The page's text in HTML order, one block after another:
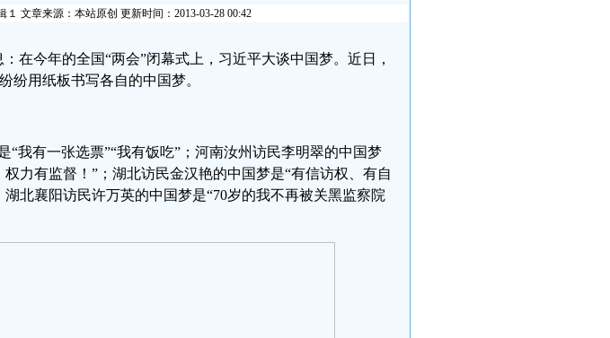
１ 文章来源：本站原创 更新时间：2013-03-28 00:42
在今年的全国“两会”闭幕式上，习近平大谈中国梦。近日，
纷用纸板书写各自的中国梦。
“我有一张选票”“我有饭吃”；河南汝州访民李明翠的中国梦
力有监督！”；湖北访民金汉艳的中国梦是“有信访权、有自
北襄阳访民许万英的中国梦是“70岁的我不再被关黑监察院